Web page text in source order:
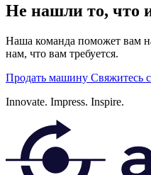
Не нашли то, что
Наша команда поможет вам
нам, что вам требуется.
Продать машину Свяжитесь
Innovate. Impress. Inspire.